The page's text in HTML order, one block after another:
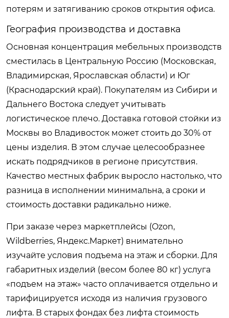
потерям и затягиванию сроков открытия офиса.
География производства и доставка
Основная концентрация мебельных производств
сместилась в Центральную Россию (Московская,
Владимирская, Ярославская области) и Юг
(Краснодарский край). Покупателям из Сибири и
Дальнего Востока следует учитывать
логистическое плечо. Доставка готовой стойки из
Москвы во Владивосток может стоить до 30% от
цены изделия. В этом случае целесообразнее
искать подрядчиков в регионе присутствия.
Качество местных фабрик выросло настолько, что
разница в исполнении минимальна, а сроки и
стоимость доставки радикально ниже.
При заказе через маркетплейсы (Ozon,
Wildberries, Яндекс.Маркет) внимательно
изучайте условия подъема на этаж и сборки. Для
габаритных изделий (весом более 80 кг) услуга
«подъем на этаж» часто оплачивается отдельно и
тарифицируется исходя из наличия грузового
лифта. В старых фондах без лифта стоимость